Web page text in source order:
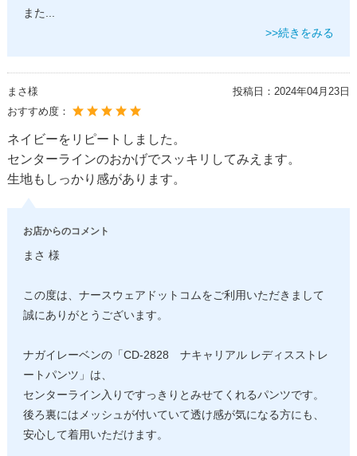
また
>>続きをみる
まさ様 投稿日： 2024年04月23日
おすすめ度：
ネイビーをリピートしました。
センターラインのおかげでスッキリしてみえます。
生地もしっかり感があります。
お店からのコメント
まさ 様
この度は、ナースウェアドットコムをご利用いただきまして
誠にありがとうございます。
ナガイレーベンの「CD-2828 ナキャリアル レディスストレ
ートパンツ」は、
センターライン入りですっきりとみせてくれるパンツです。
後ろ裏にはメッシュが付いていて透け感が気になる方にも、
安心して着用いただけます。